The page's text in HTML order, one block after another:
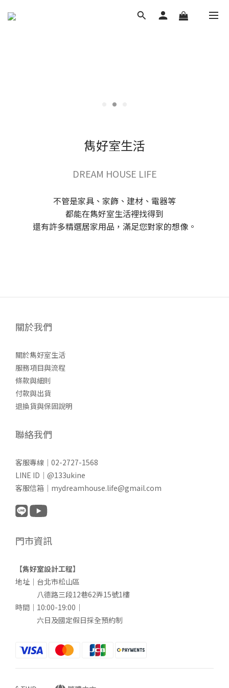
雋好室生活
DREAM HOUSE LIFE
不管是家具、家飾、建材、電器等
都能在雋好室生活裡找得到
還有許多精選居家用品，滿足您對家的想像。
關於我們
關於雋好室生活
服務項目與流程
條款與細則
付款與出貨
退換貨與保固說明
聯絡我們
客服專線｜02-2727-1568
LINE ID｜@133ukine
客服信箱｜mydreamhouse.life@gmail.com
門市資訊
【雋好室設計工程】
地址｜台北市松山區
八德路三段12巷62弄15號1樓
時間｜10:00-19:00｜
六日及國定假日採全預約制